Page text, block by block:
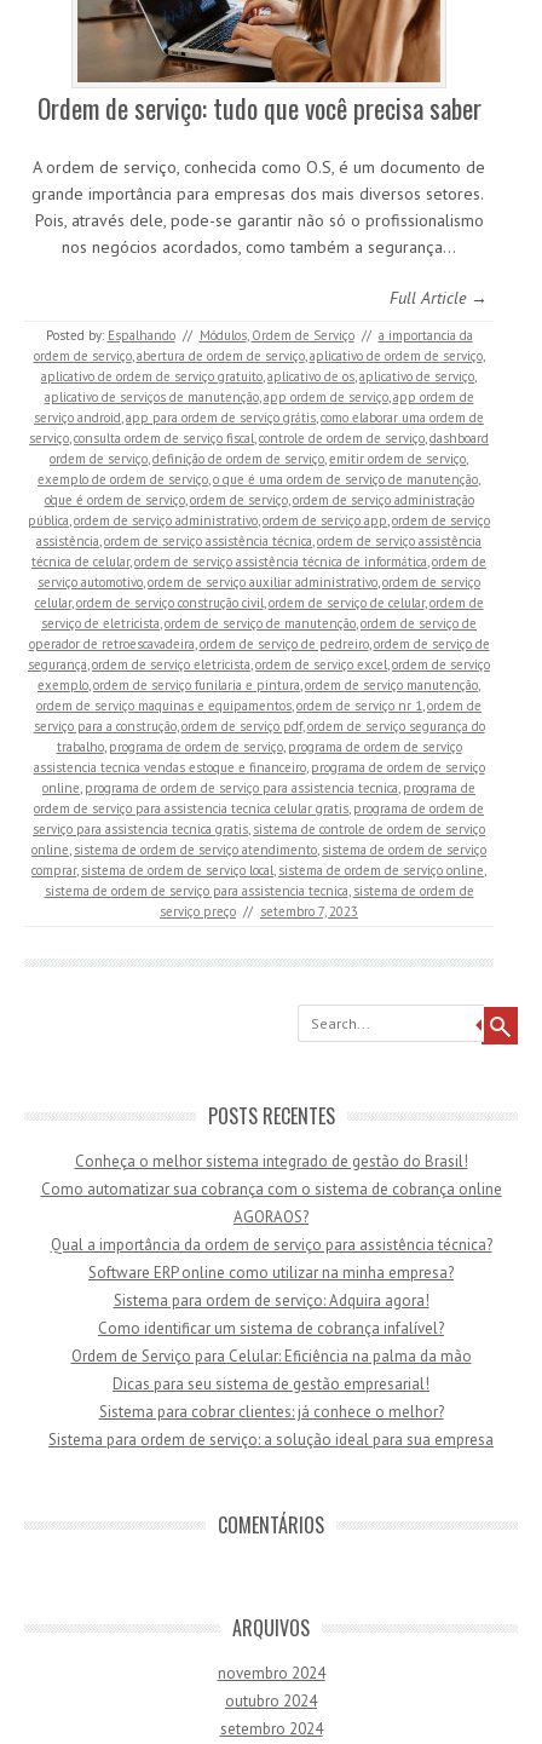
Ordem de serviço: tudo que você precisa saber
A ordem de serviço, conhecida como O.S, é um documento de
grande importância para empresas dos mais diversos setores.
Pois, através dele, pode-se garantir não só o profissionalismo
nos negócios acordados, como também a segurança…
Full Article →
Posted by: Espalhando // Módulos, Ordem de Serviço // a importancia da
ordem de serviço,abertura de ordem de serviço,aplicativo de ordem de serviço,
aplicativo de ordem de serviço gratuito,aplicativo de os,aplicativo de serviço,
aplicativo de serviços de manutenção,app ordem de serviço,app ordem de
serviço android,app para ordem de serviço grátis,como elaborar uma ordem de
serviço,consulta ordem de serviço fiscal,controle de ordem de serviço,dashboard
ordem de serviço,definição de ordem de serviço,emitir ordem de serviço,
exemplo de ordem de serviço,o que é uma ordem de serviço de manutenção,
o'que é ordem de serviço,ordem de serviço,ordem de serviço administração
pública,ordem de serviço administrativo,ordem de serviço app,ordem de serviço
assistência,ordem de serviço assistência técnica,ordem de serviço assistência
técnica de celular,ordem de serviço assistência técnica de informática,ordem de
serviço automotivo,ordem de serviço auxiliar administrativo,ordem de serviço
celular,ordem de serviço construção civil,ordem de serviço de celular,ordem de
serviço de eletricista,ordem de serviço de manutenção,ordem de serviço de
operador de retroescavadeira,ordem de serviço de pedreiro,ordem de serviço de
segurança,ordem de serviço eletricista,ordem de serviço excel,ordem de serviço
exemplo,ordem de serviço funilaria e pintura,ordem de serviço manutenção,
ordem de serviço maquinas e equipamentos,ordem de serviço nr 1,ordem de
serviço para a construção,ordem de serviço pdf,ordem de serviço segurança do
trabalho, programa de ordem de serviço, programa de ordem de serviço
assistencia tecnica vendas estoque e financeiro, programa de ordem de serviço
online, programa de ordem de serviço para assistencia tecnica, programa de
ordem de serviço para assistencia tecnica celular gratis, programa de ordem de
serviço para assistencia tecnica gratis, sistema de controle de ordem de serviço
online, sistema de ordem de serviço atendimento, sistema de ordem de serviço
comprar, sistema de ordem de serviço local, sistema de ordem de serviço online,
sistema de ordem de serviço para assistencia tecnica, sistema de ordem de
serviço preço // setembro 7, 2023
Search
POSTS RECENTES
Conheça o melhor sistema integrado de gestão do Brasil!
Como automatizar sua cobrança com o sistema de cobrança online
AGORAOS?
Qual a importância da ordem de serviço para assistência técnica?
Software ERP online como utilizar na minha empresa?
Sistema para ordem de serviço: Adquira agora!
Como identificar um sistema de cobrança infalível?
Ordem de Serviço para Celular: Eficiência na palma da mão
Dicas para seu sistema de gestão empresarial!
Sistema para cobrar clientes: já conhece o melhor?
Sistema para ordem de serviço: a solução ideal para sua empresa
COMENTÁRIOS
ARQUIVOS
novembro 2024
outubro 2024
setembro 2024